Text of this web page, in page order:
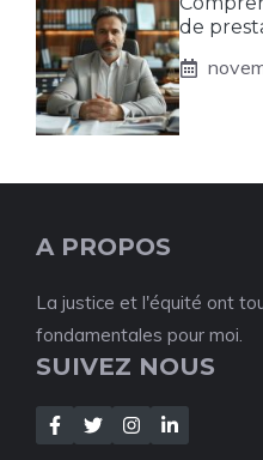
de
A PROPOS
La justice et l'équité ont
fondamentales pour moi.
SUIVEZ NOUS